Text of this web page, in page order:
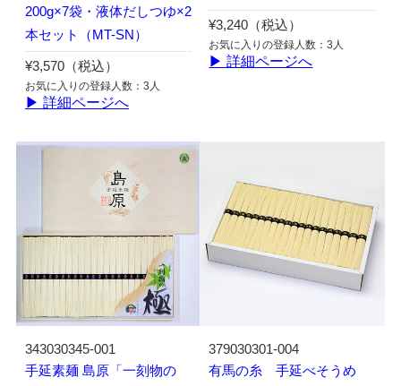
200g×7袋・液体だしつゆ×2
本セット（MT-SN）
¥3,570（税込）
お気に入りの登録人数：3人
▶ 詳細ページへ
¥3,240（税込）
お気に入りの登録人数：3人
▶ 詳細ページへ
343030345-001
手延素麺 島原「一刻物の
379030301-004
有馬の糸 手延べそうめ